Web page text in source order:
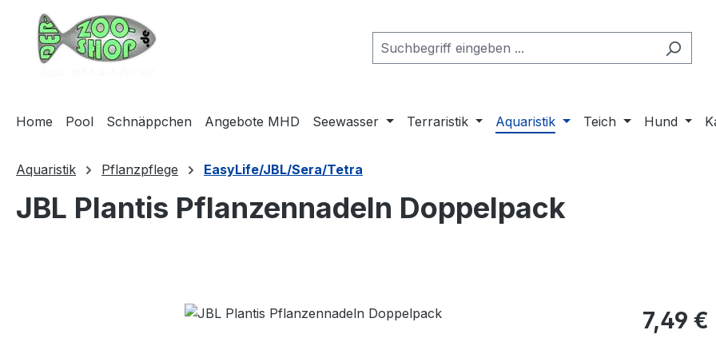
Hauptinhalt springen
Zur Suche springen
Zur Hauptnavigation springen
Home Pool Schnäppchen Angebote MHD Seewasser Terraristik Aquaristik Teich Hund
Aquaristik Pflanzpflege EasyLife/JBL/Sera/Tetra
JBL Plantis Pflanzennadeln Doppelpack
Regulärer
7,49 €